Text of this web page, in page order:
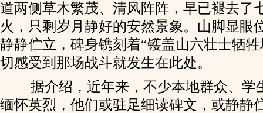
道两侧草木繁茂、清风阵阵，早已褪去了
火，只剩岁月静好的安然景象。山脚显眼
静静伫立，碑身镌刻着“镬盖山六壮士牺
切感受到那场战斗就发生在此处。
据介绍，近年来，不少本地群众、学
缅怀英烈，他们或驻足细读碑文，或静静